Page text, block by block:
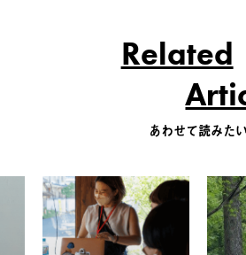
Related
あわせて読みたい